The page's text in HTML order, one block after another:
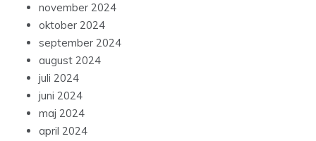
november 2024
oktober 2024
september 2024
august 2024
juli 2024
juni 2024
maj 2024
april 2024